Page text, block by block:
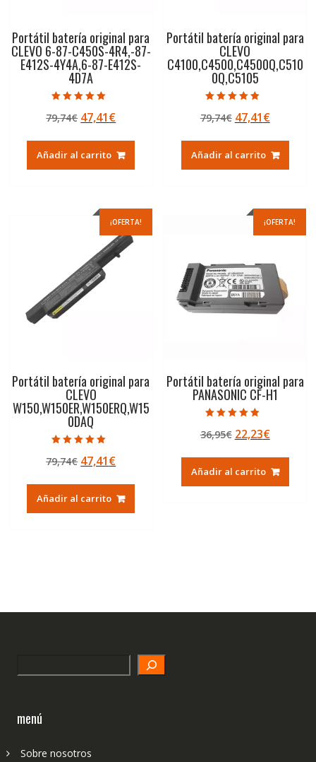
Portátil batería original para
CLEVO 6-87-C450S-4R4,-87-
E412S-4Y4A,6-87-E412S-
4D7A
5.00
de 5
79,74€ El
original
era:
47,41€El
actual
es:
Añadir al carrito
Portátil batería original para
CLEVO
C4100,C4500,C4500Q,C510
0Q,C5105
4.50
de 5
79,74€ El
original
era:
47,41€El
actual
es:
Añadir al carrito
¡OFERTA!
Portátil batería original para
CLEVO
W150,W150ER,W150ERQ,W15
0DAQ
5.00
de 5
79,74€ El
original
era:
47,41€El
actual
es:
Añadir al carrito
¡OFERTA!
Portátil batería original para
PANASONIC CF-H1
4.50
de 5
36,95€ El
original
era:
22,23€El
actual
es:
Añadir al carrito
menú
Sobre nosotros